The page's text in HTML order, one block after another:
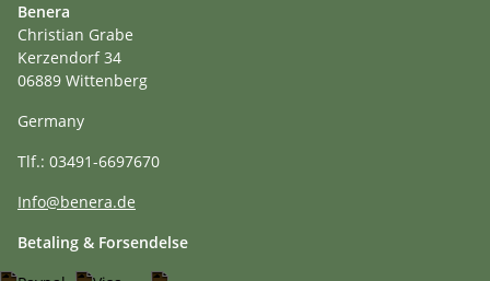
Benera
Christian Grabe
Kerzendorf 34
06889 Wittenberg
Germany
Tlf.: 03491-6697670
Info@benera.de
Betaling & Forsendelse